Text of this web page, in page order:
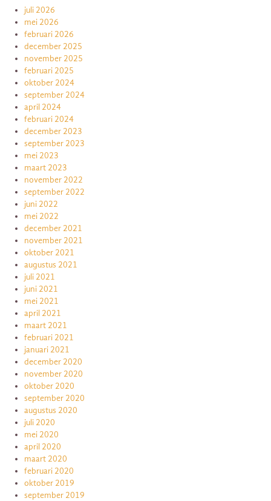
juli 2026
mei 2026
februari 2026
december 2025
november 2025
februari 2025
oktober 2024
september 2024
april 2024
februari 2024
december 2023
september 2023
mei 2023
maart 2023
november 2022
september 2022
juni 2022
mei 2022
december 2021
november 2021
oktober 2021
augustus 2021
juli 2021
juni 2021
mei 2021
april 2021
maart 2021
februari 2021
januari 2021
december 2020
november 2020
oktober 2020
september 2020
augustus 2020
juli 2020
mei 2020
april 2020
maart 2020
februari 2020
oktober 2019
september 2019